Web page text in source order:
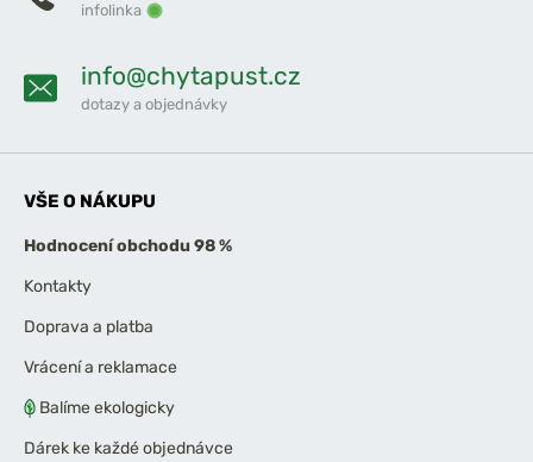
infolinka
info@chytapust.cz
dotazy a objednávky
VŠE O NÁKUPU
Hodnocení obchodu 98 %
Kontakty
Doprava a platba
Vrácení a reklamace
Balíme ekologicky
Dárek ke každé objednávce